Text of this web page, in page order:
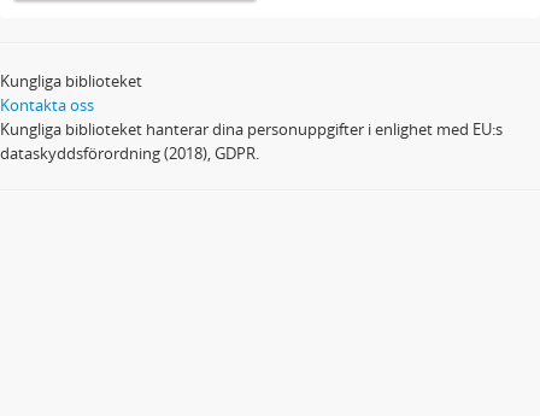
Kungliga biblioteket
Kontakta oss
Kungliga biblioteket hanterar dina personuppgifter i enlighet med EU:s
dataskyddsförordning (2018), GDPR.